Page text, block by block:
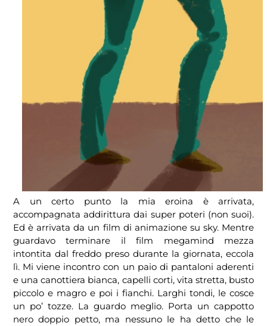
A un certo punto la mia eroina è arrivata,
accompagnata addirittura dai super poteri (non suoi).
Ed è arrivata da un film di animazione su sky. Mentre
guardavo terminare il film megamind mezza
intontita dal freddo preso durante la giornata, eccola
lì. Mi viene incontro con un paio di pantaloni aderenti
e una canottiera bianca, capelli corti, vita stretta, busto
piccolo e magro e poi i fianchi. Larghi tondi, le cosce
un po’ tozze. La guardo meglio. Porta un cappotto
nero doppio petto, ma nessuno le ha detto che le